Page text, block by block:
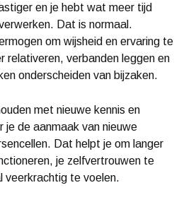
en je hebt wat meer tijd
Dat is normaal.
om wijsheid en ervaring te
relativeren, verbanden leggen en
onderscheiden van bijzaken.
met nieuwe kennis en
je de aanmaak van nieuwe
Dat helpt je om langer
je zelfvertrouwen te
veerkrachtig te voelen.